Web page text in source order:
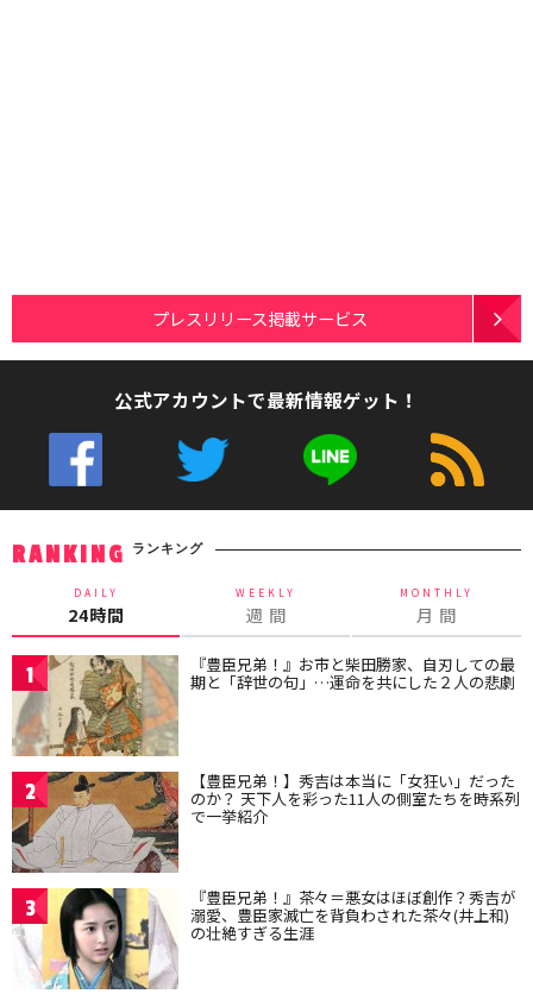
プレスリリース掲載サービス
公式アカウントで最新情報ゲット！
RANKING ランキング
DAILY
24時間
WEEKLY
週 間
MONTHLY
月 間
1 『豊臣兄弟！』お市と柴田勝家、自刃しての最
期と「辞世の句」…運命を共にした２人の悲劇
2 【豊臣兄弟！】秀吉は本当に「女狂い」だった
のか？ 天下人を彩った11人の側室たちを時系列
で一挙紹介
3 『豊臣兄弟！』茶々＝悪女はほぼ創作？秀吉が
溺愛、豊臣家滅亡を背負わされた茶々(井上和)
の壮絶すぎる生涯